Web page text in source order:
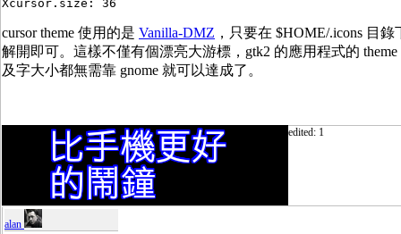
cursor theme 使用的是 Vanilla-DMZ ，只要在 $HOME/.icons 目錄
解開即可。這樣不僅有個漂亮大游標，gtk2 的應用程式的 theme
及字大小都無需靠 gnome 就可以達成了。
edited: 1
alan